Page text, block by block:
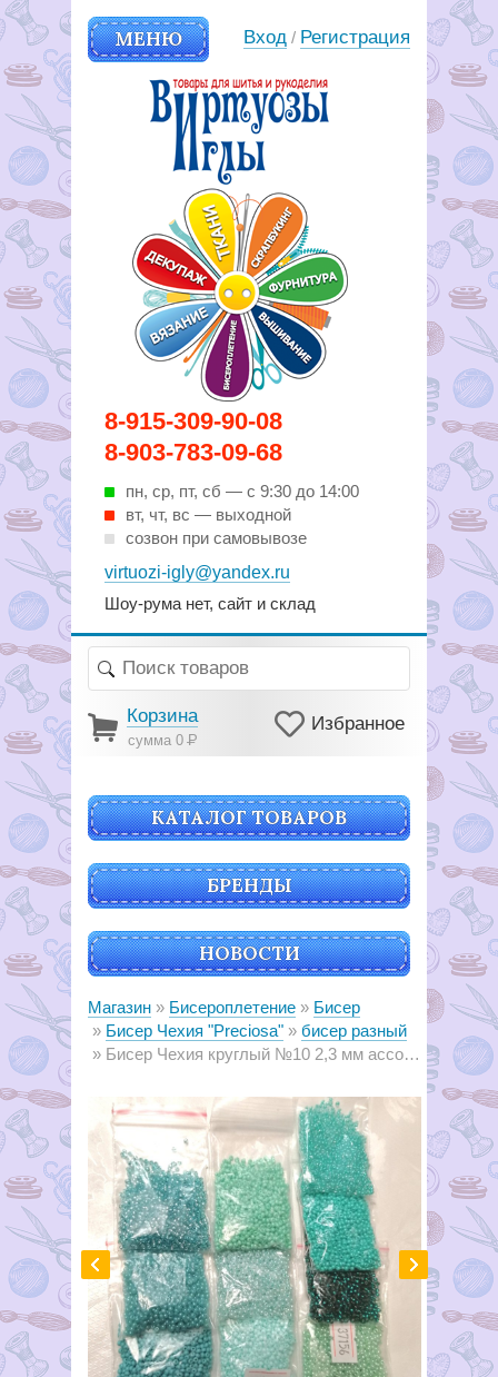
8-915-309-90-08
8-903-783-09-68
пн, ср, пт, cб — с 9:30 до 14:00
вт, чт, вс — выходной
созвон при самовывозе
virtuozi-igly@yandex.ru
Шоу-рума нет, сайт и склад
МЕНЮ
Вирутозы иглы. Товары для
шитья и рукоделья
Вход / Регистрация
Корзина
сумма 0Р
Избранное
КАТАЛОГ ТОВАРОВ
БРЕНДЫ
НОВОСТИ
Магазин Бисероплетение
Бисер
Бисер Чехия "Preciosa"
бисер разный
Бисер Чехия круглый №10 2,3 мм ассорти №01 зелено-бирюзовый (10х10г=100г)